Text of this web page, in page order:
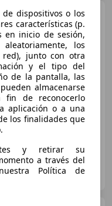
Urus SE
1
comparación
589 kW (801 CV)
de dispositivos o los
características (p.
en inicio de sesión,
los
red), junto con otra
y el tipo del
de la pantalla, las
almacenarse
de reconocerlo
aplicación o a una
los finalidades que
y retirar su
a través del
Política de